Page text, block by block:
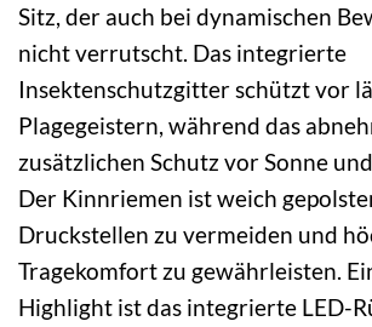
Sitz, der auch bei dynamischen
nicht verrutscht. Das integrierte
Insektenschutzgitter schützt vor
Plagegeistern, während das
zusätzlichen Schutz vor Sonne
Der Kinnriemen ist weich
Druckstellen zu vermeiden und
Tragekomfort zu gewährleisten.
Highlight ist das integrierte LED-